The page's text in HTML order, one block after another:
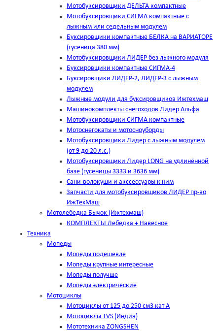
Мотобуксировщики ДЕЛЬТА компактные
Мотобуксировщики СИГМА компактные с
лыжным или седельным модулем
Буксировщики компактные БЕЛКА на ВАРИАТОРЕ
(гусеница 380 мм)
Мотобуксировщики ЛИДЕР без лыжного модуля
Буксировщики компактные СИГМА-4
Буксировщики ЛИДЕР-2, ЛИДЕР-3 c лыжным
модулем
Лыжные модули для буксировщиков Ижтехмаш
Машинокомплекты снегоходов Лидер Альфа
Мотобуксировщики СИГМА компактные
Мотоснегокаты и мотосноуборды
Мотобуксировщики Лидер с лыжным модулем
(от 9 до 20 л.с.)
Мотобуксировщики Лидер LONG на удлинённой
базе (гусеницы 3333 и 3636 мм)
Сани-волокуши и акссессуары к ним
Запчасти для мотобуксировщиков ЛИДЕР пр-во
ИжТехМаш
Мотолебедка Бычок (Ижтехмаш)
КОМПЛЕКТЫ Лебедка + Навесное
Техника
Мопеды
Мопеды подешевле
Мопеды крупные интересные
Мопеды получше
Мопеды электрические
Мотоциклы
Мотоциклы от 125 до 250 см3 кат А
Мотоциклы TVS (Индия)
Мототехника ZONGSHEN